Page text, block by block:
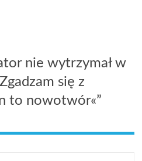
nie wytrzymał w
się z
to nowotwór«”